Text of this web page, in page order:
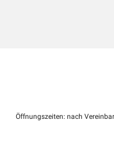
Öffnungszeiten: nach